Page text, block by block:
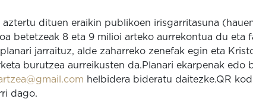
dituen eraikin publikoen irisgarritasuna
betetzeak 8 eta 9 milioi arteko aurrekontua du eta
jarraituz, alde zaharreko zenefak egin eta
burutzea aurreikusten da.Planari ekarpenak edo
helbidera bideratu daitezke.QR
dago.